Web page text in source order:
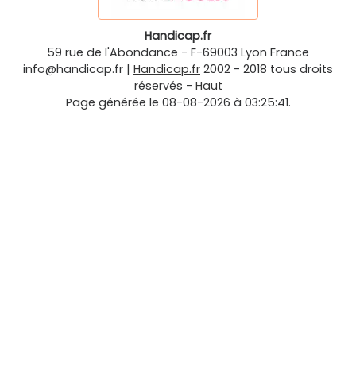
Handicap.fr
59 rue de l'Abondance - F-69003 Lyon France
info@handicap.fr | Handicap.fr 2002 - 2018 tous droits
réservés - Haut
Page générée le 08-08-2026 à 03:25:41.